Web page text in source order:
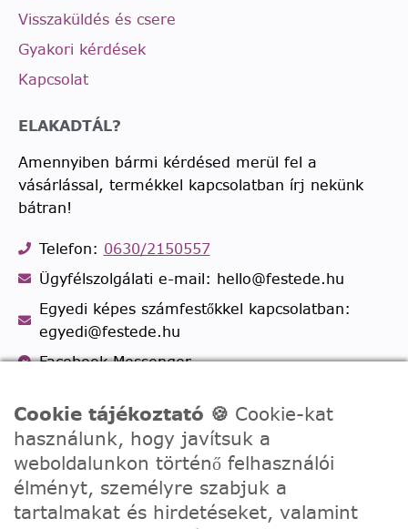
Visszaküldés és csere
Gyakori kérdések
Kapcsolat
ELAKADTÁL?
Amennyiben bármi kérdésed merül fel a
vásárlással, termékkel kapcsolatban írj nekünk
bátran!
Telefon: 0630/2150557
Ügyfélszolgálati e-mail: hello@festede.hu
Egyedi képes számfestőkkel kapcsolatban:
egyedi@festede.hu
Facebook Messenger
Cookie tájékoztató 🍪 Cookie-kat
használunk, hogy javítsuk a
weboldalunkon történő felhasználói
élményt, személyre szabjuk a
tartalmakat és hirdetéseket, valamint